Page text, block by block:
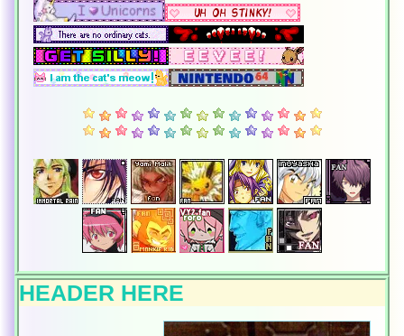
HEADER HERE